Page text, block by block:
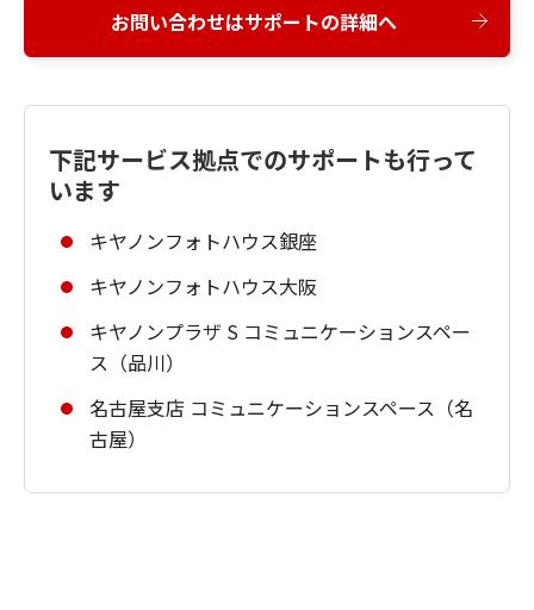
お問い合わせはサポートの詳細へ
下記サービス拠点でのサポートも行って
います
キヤノンフォトハウス銀座
キヤノンフォトハウス大阪
キヤノンプラザ S コミュニケーションスペー
ス（品川）
名古屋支店 コミュニケーションスペース（名
古屋）